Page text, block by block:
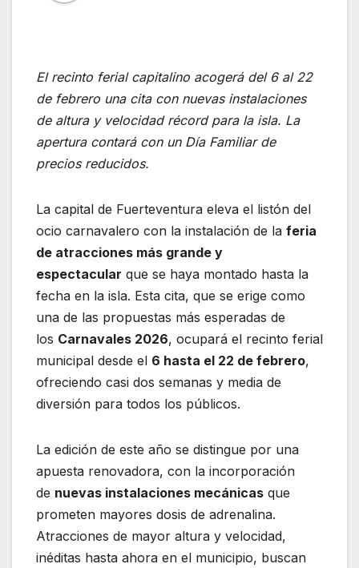
El recinto ferial capitalino acogerá del 6 al 22
de febrero una cita con nuevas instalaciones
de altura y velocidad récord para la isla. La
apertura contará con un Día Familiar de
precios reducidos.
La capital de Fuerteventura eleva el listón del
ocio carnavalero con la instalación de la feria
de atracciones más grande y
espectacular que se haya montado hasta la
fecha en la isla. Esta cita, que se erige como
una de las propuestas más esperadas de
los Carnavales 2026, ocupará el recinto ferial
municipal desde el 6 hasta el 22 de febrero,
ofreciendo casi dos semanas y media de
diversión para todos los públicos.
La edición de este año se distingue por una
apuesta renovadora, con la incorporación
de nuevas instalaciones mecánicas que
prometen mayores dosis de adrenalina.
Atracciones de mayor altura y velocidad,
inéditas hasta ahora en el municipio, buscan